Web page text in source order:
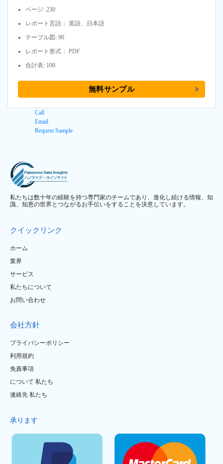
ページ: 230
レポート言語： 英語、日本語
テーブル図: 90
レポート形式： PDF
合計表: 100
無料サンプル
Call
Email
Request Sample
私たちは数十年の経験を持つ専門家のチームであり、進化し続ける情報、知
識、知恵の世界とつながるお手伝いをすることを決意しています。
クイックリンク
ホーム
業界
サービス
私たちについて
お問い合わせ
会社方針
プライバシーポリシー
利用規約
免責事項
について 私たち
連絡先 私たち
承ります